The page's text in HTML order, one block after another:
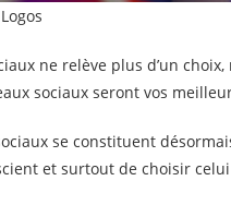
ne relève plus d’un
sociaux seront vos
se constituent
et surtout de choisir